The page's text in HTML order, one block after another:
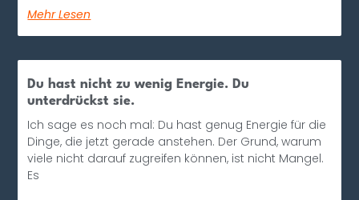
Mehr Lesen
Du hast nicht zu wenig Energie. Du
unterdrückst sie.
Ich sage es noch mal: Du hast genug Energie für die
Dinge, die jetzt gerade anstehen. Der Grund, warum
viele nicht darauf zugreifen können, ist nicht Mangel.
Es